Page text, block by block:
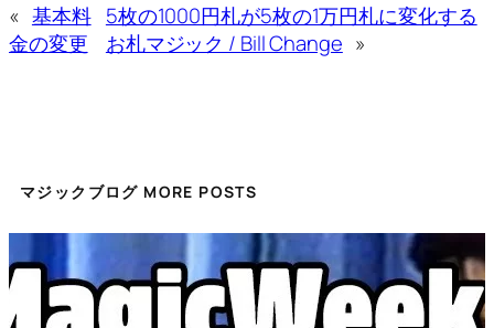
« 基本料
金の変更
5枚の1000円札が5枚の1万円札に変化する
お札マジック / Bill Change »
マジックブログ MORE POSTS